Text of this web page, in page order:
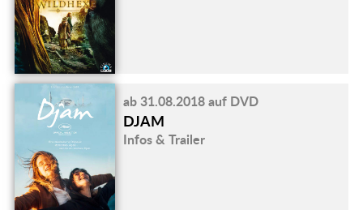
ab 31.08.2018 auf DVD
DJAM
Infos & Trailer